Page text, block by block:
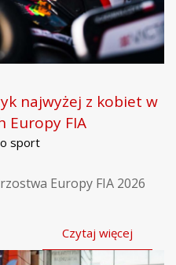
najwyżej z kobiet w
Europy FIA
sport
Europy FIA 2026
Czytaj więcej